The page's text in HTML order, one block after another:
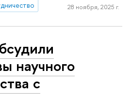
28 ноября, 2025 г.
научного
с